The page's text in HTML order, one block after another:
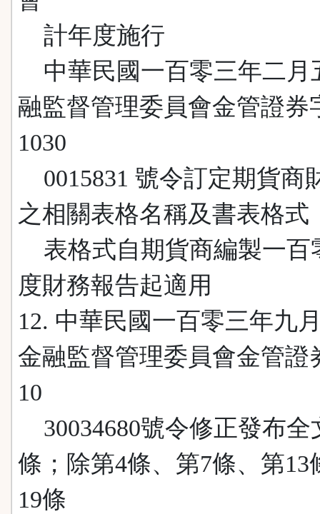
計年度施行
中華民國一百零三年二月
融監督管理委員會金管證券
1030
0015831 號令訂定期貨商
之相關表格名稱及書表格式
表格式自期貨商編製一百
度財務報告起適用
12. 中華民國一百零三年九
金融監督管理委員會金管證
10
30034680號令修正發布全
條；除第4條、第7條、第13
19條